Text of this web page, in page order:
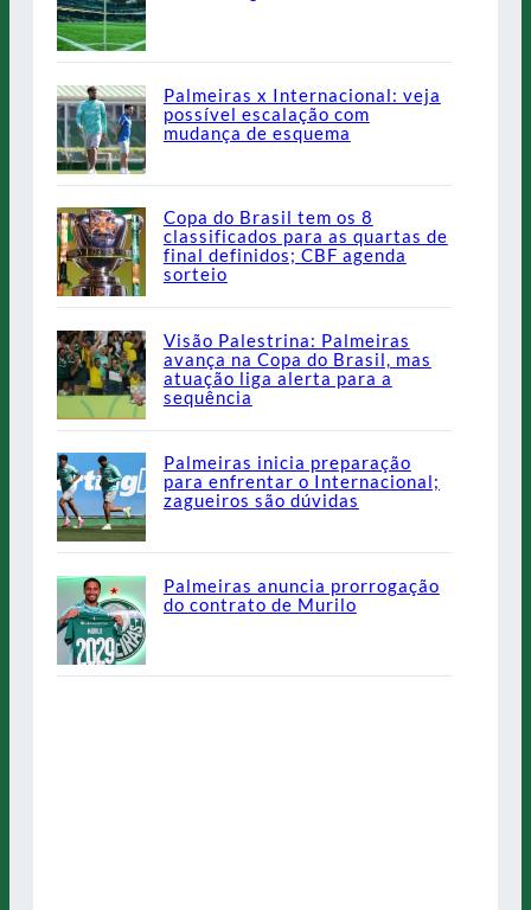
Palmeiras x Internacional: veja
possível escalação com
mudança de esquema
Copa do Brasil tem os 8
classificados para as quartas de
final definidos; CBF agenda
sorteio
Visão Palestrina: Palmeiras
avança na Copa do Brasil, mas
atuação liga alerta para a
sequência
Palmeiras inicia preparação
para enfrentar o Internacional;
zagueiros são dúvidas
Palmeiras anuncia prorrogação
do contrato de Murilo